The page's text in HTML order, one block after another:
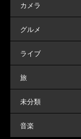
カメラ
グルメ
ライブ
旅
未分類
音楽